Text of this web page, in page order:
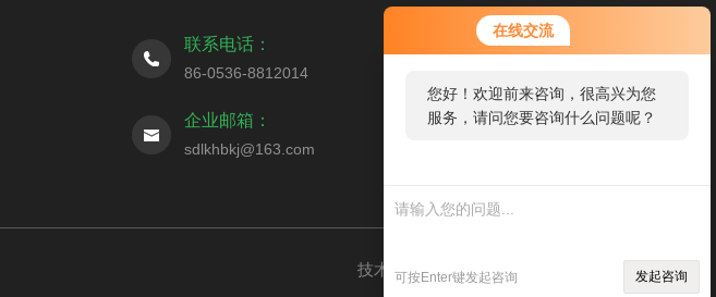
在线交流
您好！欢迎前来咨询，很高兴为您
服务，请问您要咨询什么问题呢？
了需求产品，您可以直接在线与我
联系！
可按Enter键发起咨询 发起咨询
联系电话：
86-0536-8812014
企业邮箱：
sdlkhbkj@163.com
技术支持： 环保在线 sitemap.xml